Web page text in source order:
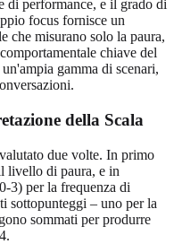
di performance, e il grado di
focus fornisce un
che misurano solo la paura,
chiave del
gamma di scenari,
della Scala
due volte. In primo
livello di paura, e in
3) per la frequenza di
sottopunteggi – uno per la
sommati per produrre